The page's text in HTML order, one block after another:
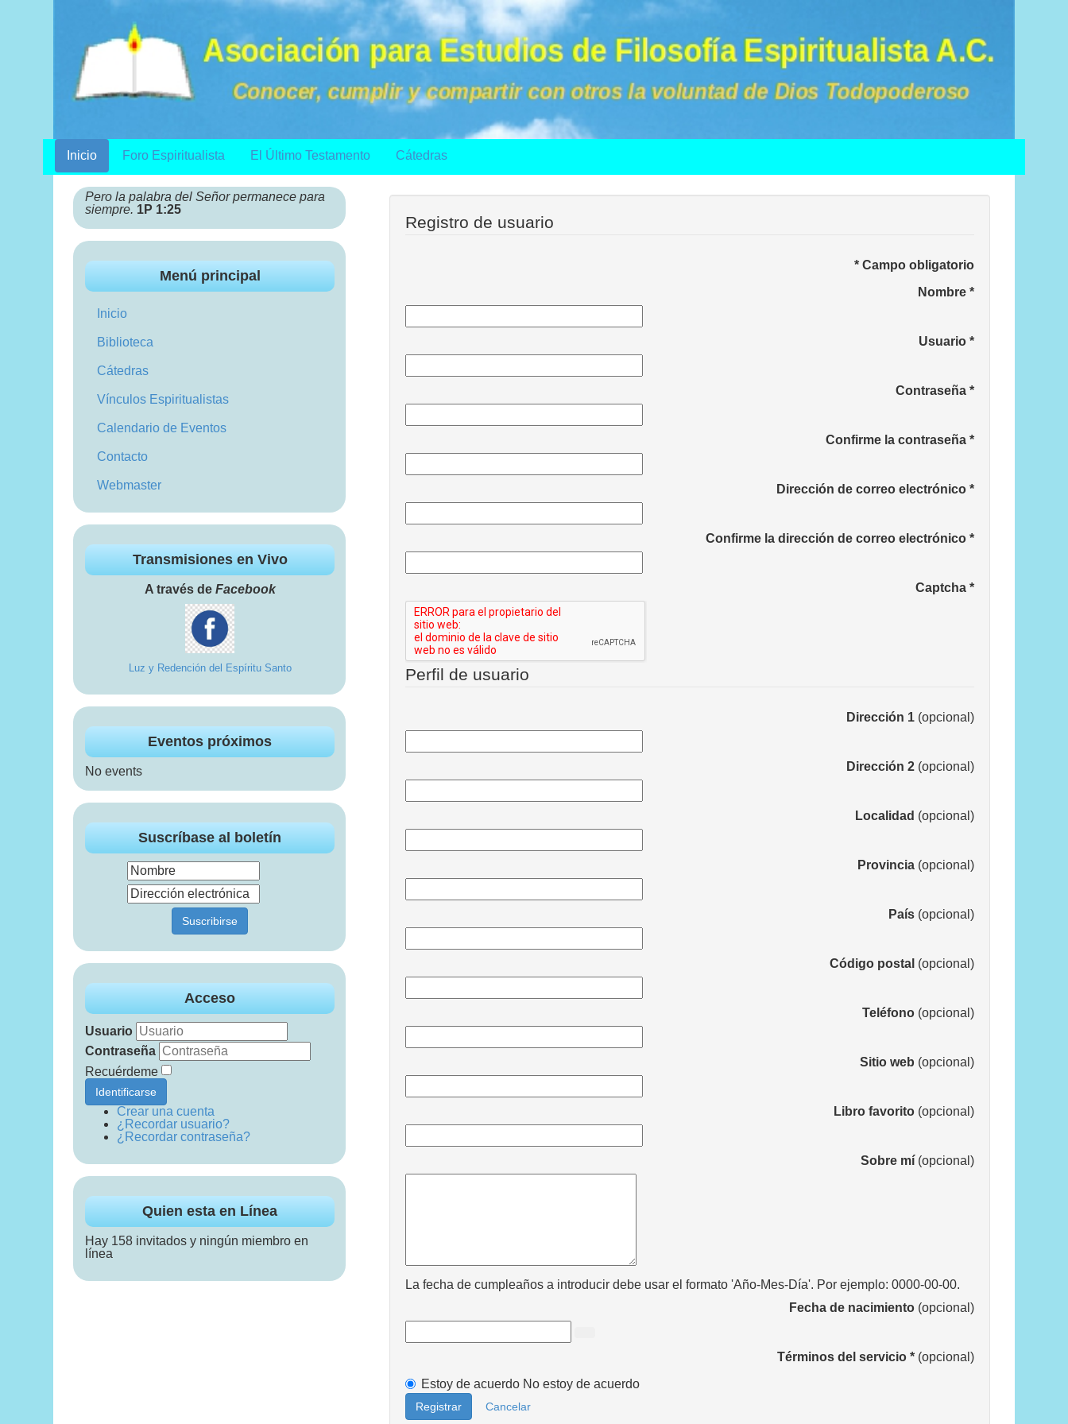
Inicio Foro Espiritualista El Último Testamento Cátedras
Pero la palabra del Señor permanece para
siempre. 1P 1:25
Menú principal
Inicio
Biblioteca
Cátedras
Vínculos Espiritualistas
Calendario de Eventos
Contacto
Webmaster
Transmisiones en Vivo
A través de Facebook
Luz y Redención del Espíritu Santo
Eventos próximos
No events
Suscríbase al boletín
Acceso
Usuario
Contraseña
Recuérdeme
Identificarse
Crear una cuenta
¿Recordar usuario?
¿Recordar contraseña?
Quien esta en Línea
Hay 158 invitados y ningún miembro en
línea
Registro de usuario
* Campo obligatorio
Nombre *
Usuario *
Contraseña *
Confirme la contraseña *
Dirección de correo electrónico *
Confirme la dirección de correo electrónico *
Captcha *
Perfil de usuario
Dirección 1 (opcional)
Dirección 2 (opcional)
Localidad (opcional)
Provincia (opcional)
País (opcional)
Código postal (opcional)
Teléfono (opcional)
Sitio web (opcional)
Libro favorito (opcional)
Sobre mí (opcional)
La fecha de cumpleaños a introducir debe usar el formato 'Año-Mes-Día'. Por ejemplo: 0000-00-00.
Fecha de nacimiento (opcional)
Términos del servicio * (opcional)
Estoy de acuerdo No estoy de acuerdo
Registrar Cancelar